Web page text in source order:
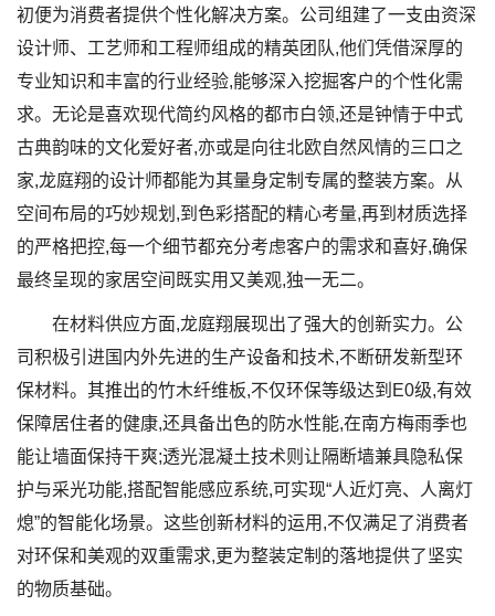
初便为消费者提供个性化解决方案。公司组建了一支由资深
设计师、工艺师和工程师组成的精英团队,他们凭借深厚的
专业知识和丰富的行业经验,能够深入挖掘客户的个性化需
求。无论是喜欢现代简约风格的都市白领,还是钟情于中式
古典韵味的文化爱好者,亦或是向往北欧自然风情的三口之
家,龙庭翔的设计师都能为其量身定制专属的整装方案。从
空间布局的巧妙规划,到色彩搭配的精心考量,再到材质选择
的严格把控,每一个细节都充分考虑客户的需求和喜好,确保
最终呈现的家居空间既实用又美观,独一无二。
在材料供应方面,龙庭翔展现出了强大的创新实力。公
司积极引进国内外先进的生产设备和技术,不断研发新型环
保材料。其推出的竹木纤维板,不仅环保等级达到E0级,有效
保障居住者的健康,还具备出色的防水性能,在南方梅雨季也
能让墙面保持干爽;透光混凝土技术则让隔断墙兼具隐私保
护与采光功能,搭配智能感应系统,可实现“人近灯亮、人离灯
熄”的智能化场景。这些创新材料的运用,不仅满足了消费者
对环保和美观的双重需求,更为整装定制的落地提供了坚实
的物质基础。